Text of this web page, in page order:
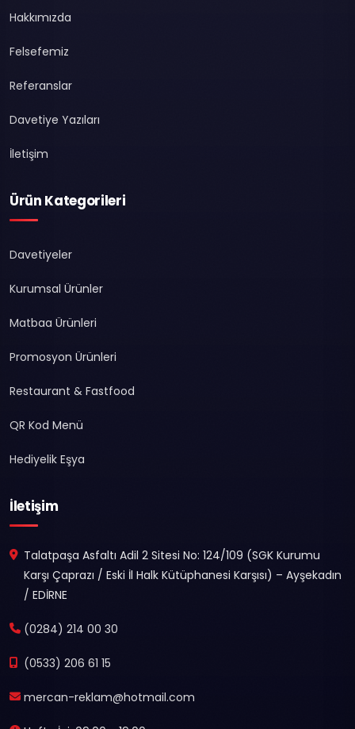
Hakkımızda
Felsefemiz
Referanslar
Davetiye Yazıları
İletişim
Ürün Kategorileri
Davetiyeler
Kurumsal Ürünler
Matbaa Ürünleri
Promosyon Ürünleri
Restaurant & Fastfood
QR Kod Menü
Hediyelik Eşya
İletişim
Talatpaşa Asfaltı Adil 2 Sitesi No: 124/109 (SGK Kurumu
Karşı Çaprazı / Eski İl Halk Kütüphanesi Karşısı) – Ayşekadın
/ EDİRNE
(0284) 214 00 30
(0533) 206 61 15
mercan-reklam@hotmail.com